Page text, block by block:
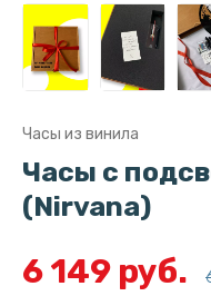
Часы из винила
Часы с
(Nirvana)
6 149 руб.